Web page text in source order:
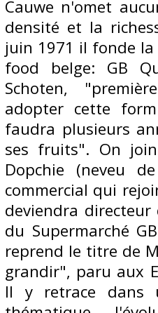
Cauwe n'omet
densité et la
juin 1971 il fonde
food belge: GB
Schoten,
adopter cette
faudra plusieurs
ses fruits". On
Dopchie (neveu
commercial qui
deviendra
du Supermarché
reprend le titre de
grandir", paru aux
Il y retrace dans